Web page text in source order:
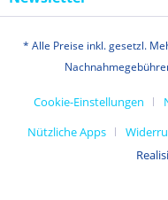
* Alle Preise inkl. gesetzl.
Cookie-Einstellungen
Nützliche Apps